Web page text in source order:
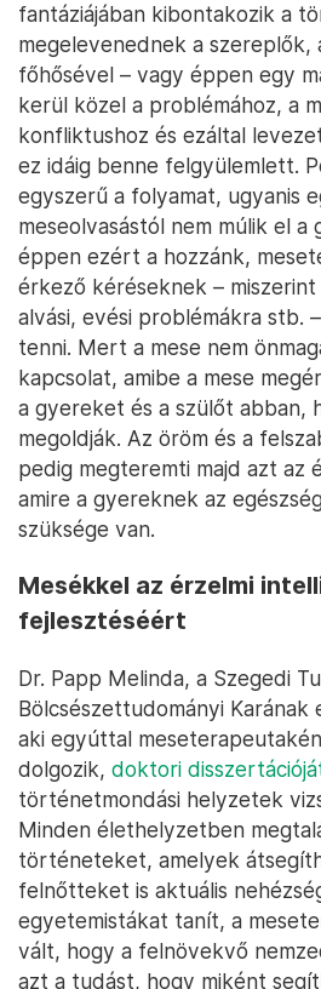
fantáziájában kibontakozik a
megelevenednek a
főhősével – vagy éppen egy
kerül közel a problémához, a
konfliktushoz és ezáltal
ez idáig benne felgyülemlett.
egyszerű a folyamat, ugyanis
meseolvasástól nem múlik el a
éppen ezért a hozzánk,
érkező kéréseknek – miszerint
alvási, evési problémákra stb.
tenni. Mert a mese nem
kapcsolat, amibe a mese
a gyereket és a szülőt abban,
megoldják. Az öröm és a
pedig megteremti majd azt az
amire a gyereknek az
szüksége van.
Mesékkel az érzelmi
fejlesztéséért
Dr. Papp Melinda, a Szegedi
Bölcsészettudományi Karának
aki egyúttal
dolgozik, doktori
történetmondási helyzetek
Minden élethelyzetben
történeteket, amelyek
felnőtteket is aktuális
egyetemistákat tanít, a
vált, hogy a felnövekvő
azt a tudást, hogy miként